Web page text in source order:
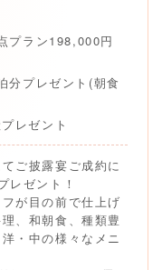
プラン198,000円
分プレゼント(朝食
レゼント
ご披露宴ご成約に
レゼント！
が目の前で仕上げ
、和朝食、種類豊
・中の様々なメニ